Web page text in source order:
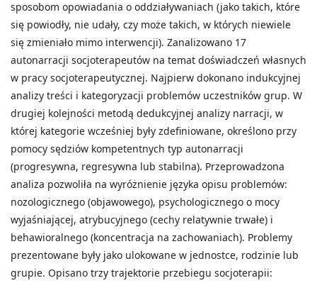
sposobom opowiadania o oddziaływaniach (jako takich, które
się powiodły, nie udały, czy może takich, w których niewiele
się zmieniało mimo interwencji). Zanalizowano 17
autonarracji socjoterapeutów na temat doświadczeń własnych
w pracy socjoterapeutycznej. Najpierw dokonano indukcyjnej
analizy treści i kategoryzacji problemów uczestników grup. W
drugiej kolejności metodą dedukcyjnej analizy narracji, w
której kategorie wcześniej były zdefiniowane, określono przy
pomocy sędziów kompetentnych typ autonarracji
(progresywna, regresywna lub stabilna). Przeprowadzona
analiza pozwoliła na wyróżnienie języka opisu problemów:
nozologicznego (objawowego), psychologicznego o mocy
wyjaśniającej, atrybucyjnego (cechy relatywnie trwałe) i
behawioralnego (koncentracja na zachowaniach). Problemy
prezentowane były jako ulokowane w jednostce, rodzinie lub
grupie. Opisano trzy trajektorie przebiegu socjoterapii: